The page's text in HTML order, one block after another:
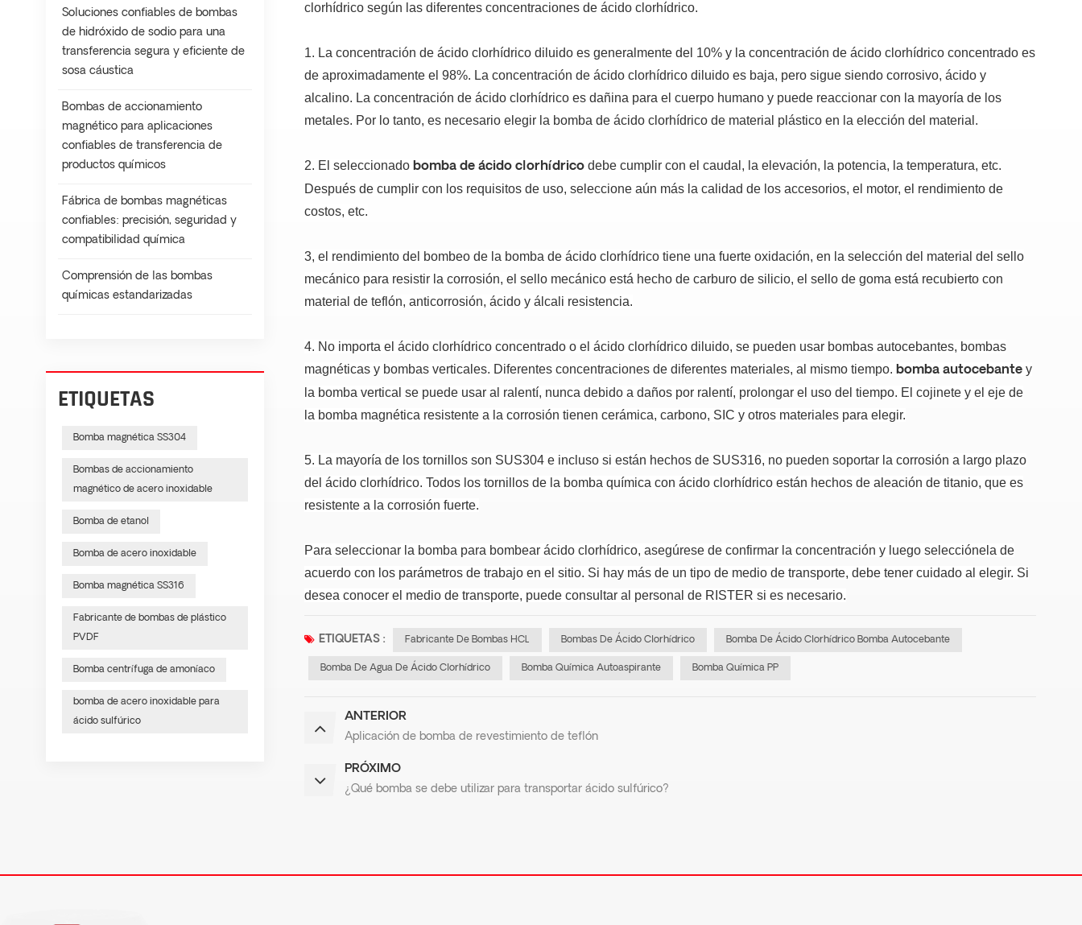
clorhídrico según las diferentes concentraciones de ácido clorhídrico.
1. La concentración de ácido clorhídrico diluido es generalmente del 10% y la concentración de ácido clorhídrico concentrado es
de aproximadamente el 98%. La concentración de ácido clorhídrico diluido es baja, pero sigue siendo corrosivo, ácido y
alcalino. La concentración de ácido clorhídrico es dañina para el cuerpo humano y puede reaccionar con la mayoría de los
metales. Por lo tanto, es necesario elegir la bomba de ácido clorhídrico de material plástico en la elección del material.
2. El seleccionado bomba de ácido clorhídricodebe cumplir con el caudal, la elevación, la potencia, la temperatura, etc.
Después de cumplir con los requisitos de uso, seleccione aún más la calidad de los accesorios, el motor, el rendimiento de
costos, etc.
3, el rendimiento del bombeo de la bomba de ácido clorhídrico tiene una fuerte oxidación, en la selección del material del sello
mecánico para resistir la corrosión, el sello mecánico está hecho de carburo de silicio, el sello de goma está recubierto con
material de teflón, anticorrosión, ácido y álcali resistencia.
4. No importa el ácido clorhídrico concentrado o el ácido clorhídrico diluido, se pueden usar bombas autocebantes, bombas
magnéticas y bombas verticales. Diferentes concentraciones de diferentes materiales, al mismo tiempo. bomba autocebantey
la bomba vertical se puede usar al ralentí, nunca debido a daños por ralentí, prolongar el uso del tiempo. El cojinete y el eje de
la bomba magnética resistente a la corrosión tienen cerámica, carbono, SIC y otros materiales para elegir.
5. La mayoría de los tornillos son SUS304 e incluso si están hechos de SUS316, no pueden soportar la corrosión a largo plazo
del ácido clorhídrico. Todos los tornillos de la bomba química con ácido clorhídrico están hechos de aleación de titanio, que es
resistente a la corrosión fuerte.
Para seleccionar la bomba para bombear ácido clorhídrico, asegúrese de confirmar la concentración y luego selecciónela de
acuerdo con los parámetros de trabajo en el sitio. Si hay más de un tipo de medio de transporte, debe tener cuidado al elegir. Si
desea conocer el medio de transporte, puede consultar al personal de RISTER si es necesario.
ETIQUETAS : Fabricante De Bombas HCL Bombas De Ácido Clorhídrico Bomba De Ácido Clorhídrico Bomba Autocebante
Bomba De Agua De Ácido Clorhídrico Bomba Química Autoaspirante Bomba Química PP
ANTERIOR
Aplicación de bomba de revestimiento de teflón
PRÓXIMO
¿Qué bomba se debe utilizar para transportar ácido sulfúrico?
Soluciones confiables de bombas
de hidróxido de sodio para una
transferencia segura y eficiente de
sosa cáustica
Bombas de accionamiento
magnético para aplicaciones
confiables de transferencia de
productos químicos
Fábrica de bombas magnéticas
confiables: precisión, seguridad y
compatibilidad química
Comprensión de las bombas
químicas estandarizadas
ETIQUETAS
Bomba magnética SS304
Bombas de accionamiento
magnético de acero inoxidable
Bomba de etanol
Bomba de acero inoxidable
Bomba magnética SS316
Fabricante de bombas de plástico
PVDF
Bomba centrífuga de amoníaco
bomba de acero inoxidable para
ácido sulfúrico